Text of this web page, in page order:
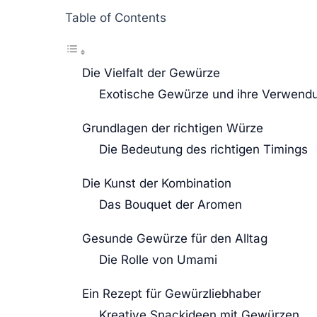
Table of Contents
Die Vielfalt der Gewürze
Exotische Gewürze und ihre
Grundlagen der richtigen Würze
Die Bedeutung des richtigen Timings
Die Kunst der Kombination
Das Bouquet der Aromen
Gesunde Gewürze für den Alltag
Die Rolle von Umami
Ein Rezept für Gewürzliebhaber